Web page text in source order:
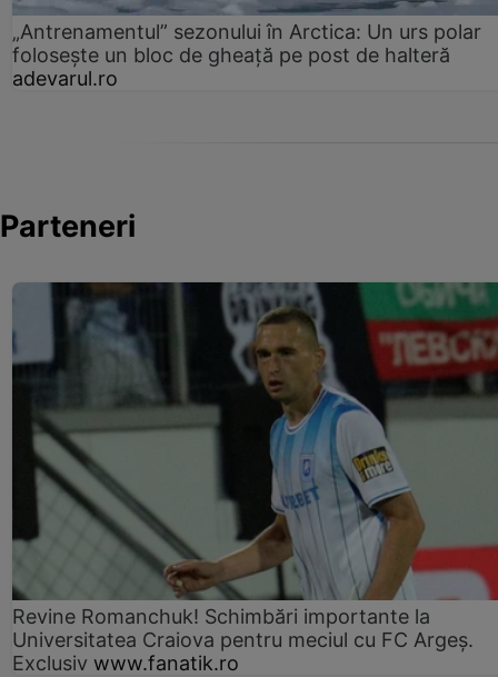
„Antrenamentul” sezonului în Arctica: Un urs polar
folosește un bloc de gheață pe post de halteră
adevarul.ro
Parteneri
Revine Romanchuk! Schimbări importante la
Universitatea Craiova pentru meciul cu FC Argeş.
Exclusiv www.fanatik.ro